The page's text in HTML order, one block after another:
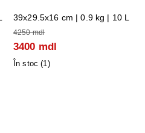
39x29.5x16 cm | 0.9 kg | 10 L
4250 mdl
3400 mdl
În stoc (1)